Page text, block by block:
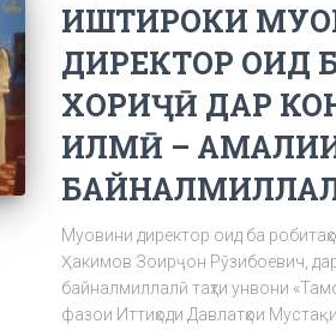
ИШТИРОКИ
ДИРЕКТОР ОИД
ХОРИҶӢ ДАР
ИЛМӢ –
Муовини директор оид ба
Ҳакимов Зоирҷон Рӯзибоевич,
байналмиллалӣ таҳти унвони
фазои Иттиҳоди Давлатҳои